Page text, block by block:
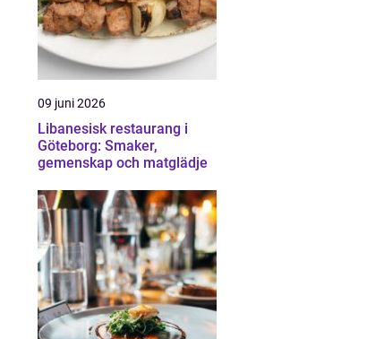
09 juni 2026
Libanesisk restaurang i
Göteborg: Smaker,
gemenskap och matglädje